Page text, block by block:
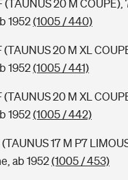
(TAUNUS 20 M COUPE),
1952(1005 / 440)
(TAUNUS 20 M XL
1952(1005 / 441)
(TAUNUS 20 M XL
1952(1005 / 442)
17 M P7
ab 1952(1005 / 453)